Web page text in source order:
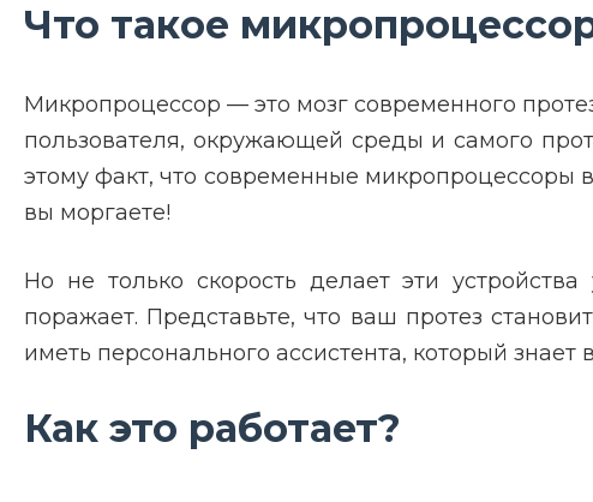
Что такое
Микропроцессор — это мозг современного
пользователя, окружающей среды и самого
этому факт, что современные микропроцессоры
вы моргаете!
Но не только скорость делает эти
поражает. Представьте, что ваш протез
иметь персонального ассистента, который
Как это работает?